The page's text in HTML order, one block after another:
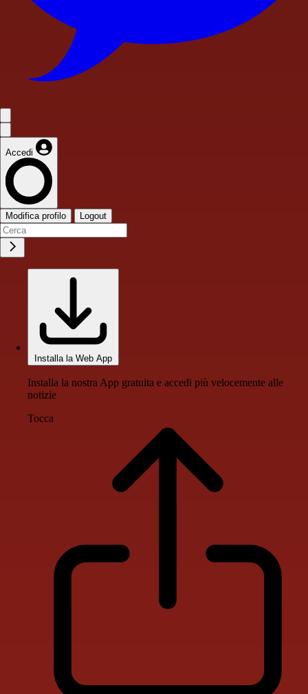
Accedi
Modifica profilo Logout
Installa la Web App
Installa la nostra App gratuita e accedi più velocemente alle
notizie
Tocca